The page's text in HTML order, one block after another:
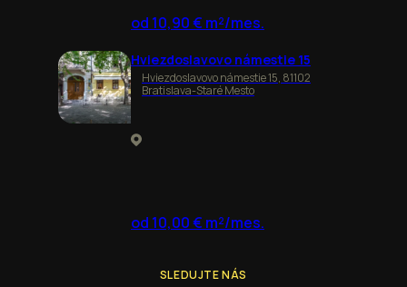
od 10,90 € m²/mes.
Hviezdoslavovo námestie 15
Hviezdoslavovo námestie 15, 81102
Bratislava-Staré Mesto
od 10,00 € m²/mes.
SLEDUJTE NÁS